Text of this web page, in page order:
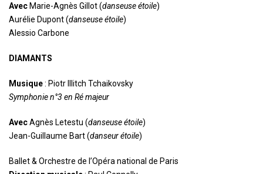
Avec Marie-Agnès Gillot (danseuse étoile)
Aurélie Dupont (danseuse étoile)
Alessio Carbone
DIAMANTS
Musique: Piotr Illitch Tchaikovsky
Symphonie n°3 en Ré majeur
AvecAgnès Letestu (danseuse étoile)
Jean-Guillaume Bart (danseur étoile)
Ballet & Orchestre de l’Opéra national de Paris